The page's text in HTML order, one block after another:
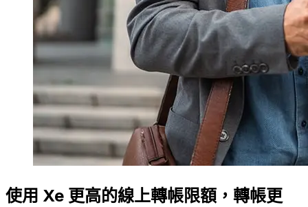
使用 Xe 更高的線上轉帳限額，轉帳更